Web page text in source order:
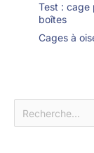
Test : cage
boîtes
Cages à